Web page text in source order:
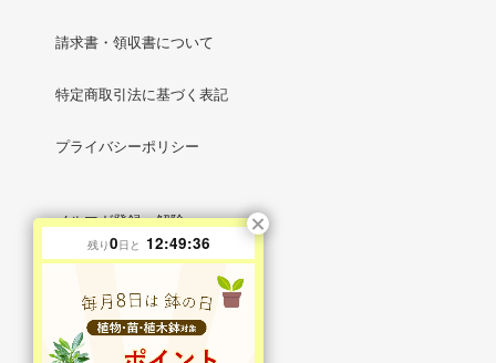
請求書・領収書について
特定商取引法に基づく表記
プライバシーポリシー
メルマガ登録・解除
マイアカウント
残り0日と 12:49:35